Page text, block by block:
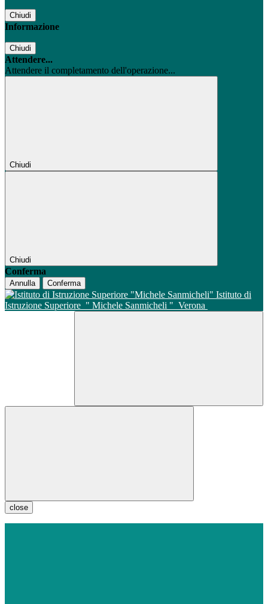
Chiudi
Informazione
Chiudi
Attendere...
Attendere il completamento dell'operazione...
Chiudi
Chiudi
Conferma
Annulla Conferma
Istituto di
Istruzione Superiore " Michele Sanmicheli " Verona
close